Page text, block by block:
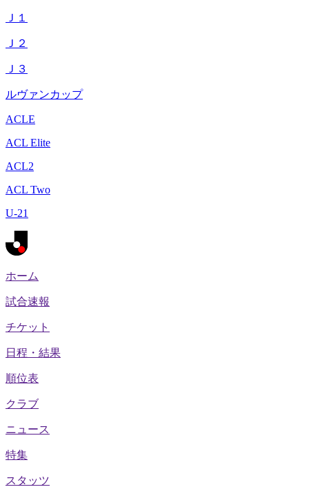
Ｊ１
Ｊ２
Ｊ３
ルヴァンカップ
ACLE
ACL Elite
ACL2
ACL Two
U-21
ホーム
試合速報
チケット
日程・結果
順位表
クラブ
ニュース
特集
スタッツ